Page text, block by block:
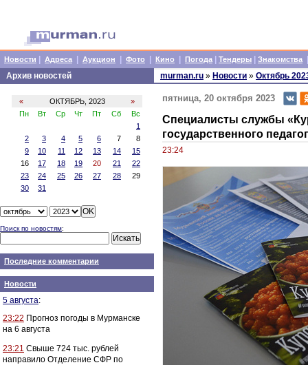
Новости Адреса Аукцион Фото Кино Погода Тендеры Знакомства
Архив новостей
« ОКТЯБРЬ, 2023
»
Пн
Вт Ср Чт Пт Сб
Вс
1
2
3 4 5 6 7
8
9
10 11 12 13 14
15
16
17 18 19 20 21
22
23
24 25 26 27 28
29
30
31
Поиск по новостям:
Последние комментарии
Новости
5 августа:
23:22 Прогноз погоды в Мурманске
на 6 августа
23:21 Свыше 724 тыс. рублей
направило Отделение СФР по
murman.ru » Новости » Октябрь
пятница, 20 октября 2023
Специалисты службы
государственного
23:24